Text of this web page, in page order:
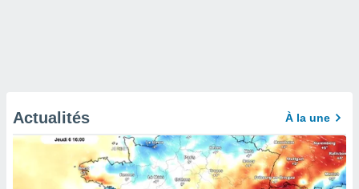
Actualités À la une